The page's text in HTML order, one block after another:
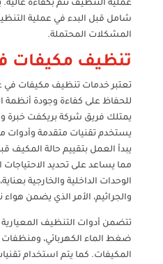
عملية التنظيف تتم بكفاءة
شامل قبل البدء في عملية
المشكلات المحتملة.
تنظيف مكيفات
تعتبر خدمات تنظيف مكيفات في
للحفاظ على كفاءة وجودة أنظمة
يمتلك فريق شركة بريكفت خبرة
يستخدم تقنيات متقدمة
يبدأ العمل بتقييم حالة المكيف
مما يساعد على تحديد
الوحدات الداخلية والخارجية
والجراثيم، الأمر الذي يضمن هواء
تتضمن أدوات التنظيف
ضغط الماء الكهربائي،
المكيفات. كما يتم استخدام